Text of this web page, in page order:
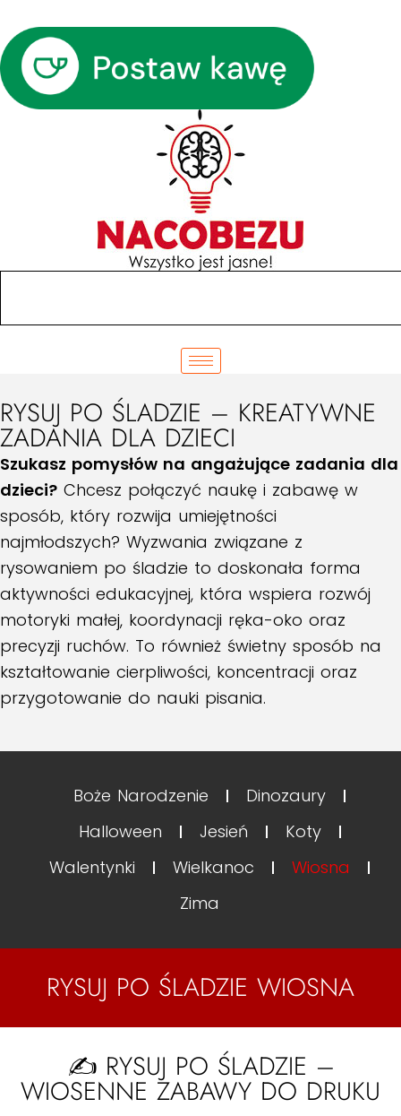
RYSUJ PO ŚLADZIE – KREATYWNE
ZADANIA DLA DZIECI
Szukasz pomysłów na angażujące zadania dla
dzieci? Chcesz połączyć naukę i zabawę w
sposób, który rozwija umiejętności
najmłodszych? Wyzwania związane z
rysowaniem po śladzie to doskonała forma
aktywności edukacyjnej, która wspiera rozwój
motoryki małej, koordynacji ręka-oko oraz
precyzji ruchów. To również świetny sposób na
kształtowanie cierpliwości, koncentracji oraz
przygotowanie do nauki pisania.
Boże Narodzenie
Dinozaury
Halloween
Jesień
Koty
Walentynki
Wielkanoc
Wiosna
Zima
RYSUJ PO ŚLADZIE WIOSNA
✍️ RYSUJ PO ŚLADZIE –
WIOSENNE ZABAWY DO DRUKU